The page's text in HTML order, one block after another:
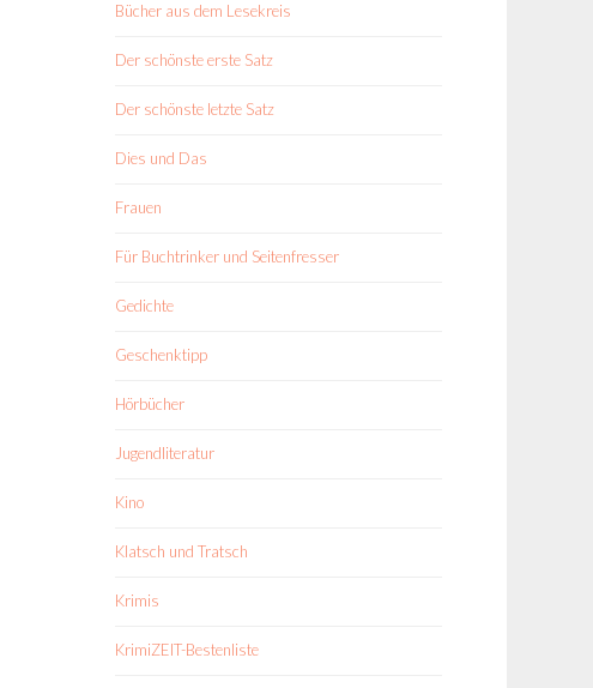
Bücher aus dem Lesekreis
Der schönste erste Satz
Der schönste letzte Satz
Dies und Das
Frauen
Für Buchtrinker und Seitenfresser
Gedichte
Geschenktipp
Hörbücher
Jugendliteratur
Kino
Klatsch und Tratsch
Krimis
KrimiZEIT-Bestenliste